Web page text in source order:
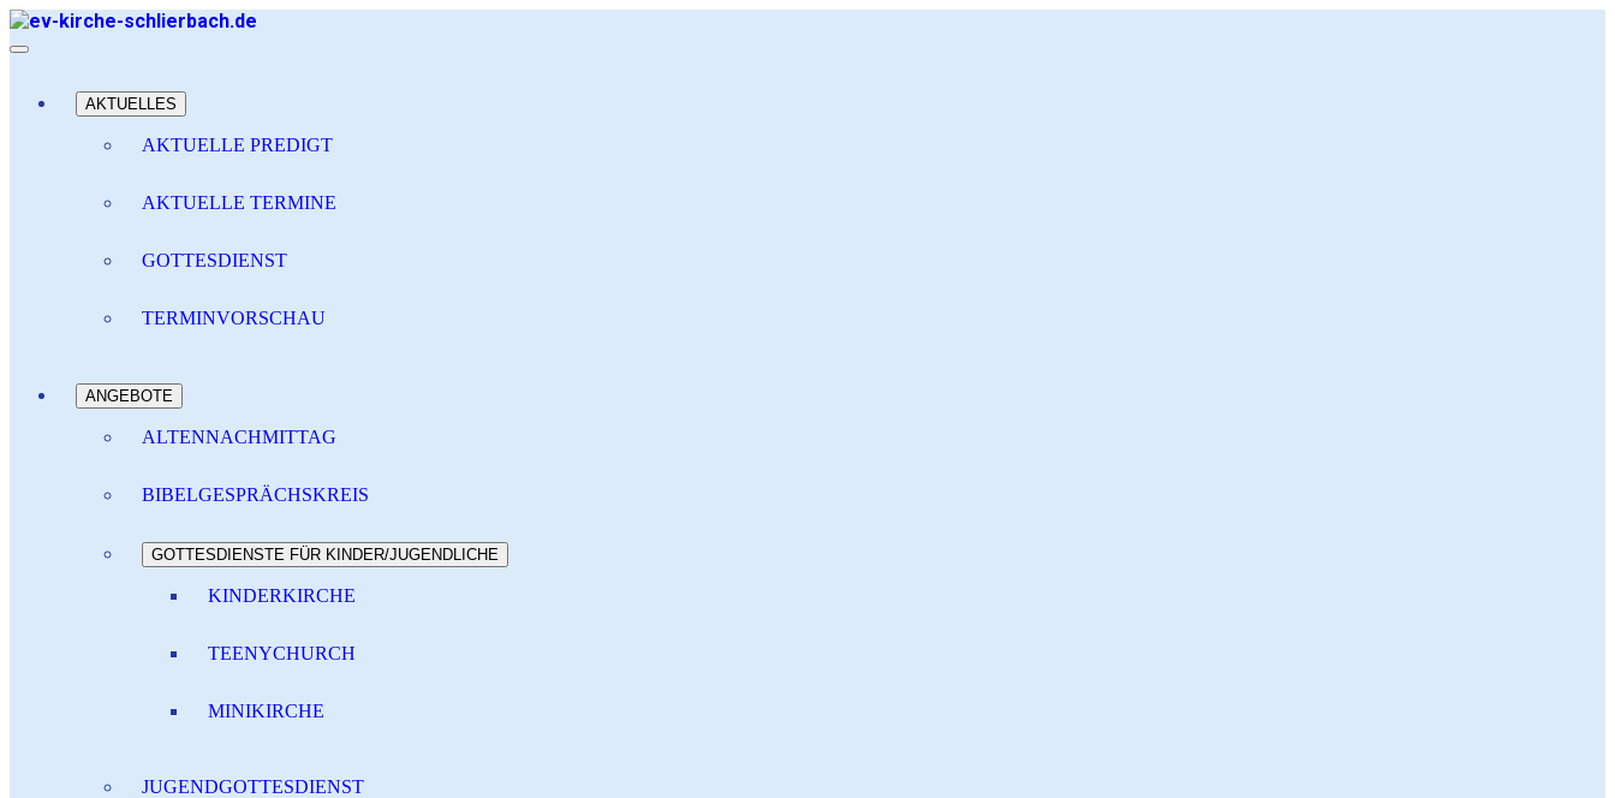
AKTUELLES
AKTUELLE PREDIGT
AKTUELLE TERMINE
GOTTESDIENST
TERMINVORSCHAU
ANGEBOTE
ALTENNACHMITTAG
BIBELGESPRÄCHSKREIS
GOTTESDIENSTE FÜR KINDER/JUGENDLICHE
KINDERKIRCHE
TEENYCHURCH
MINIKIRCHE
JUGENDGOTTESDIENST